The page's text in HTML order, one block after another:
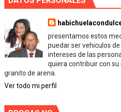
presentamos estos
puedar ser vehiculos
intereses de las
quiera contribuir con
granito de arena.
Ver todo mi perfil